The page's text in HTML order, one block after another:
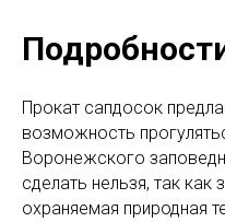
Прокат сапдосок
возможность
Воронежского
сделать нельзя, так
охраняемая природная